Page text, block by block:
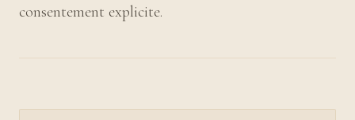
consentement explicite.